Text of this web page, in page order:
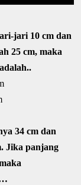
jari 10 cm dan
25 cm, maka
34 cm dan
Jika panjang